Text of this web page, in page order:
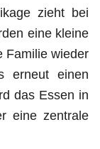
zieht bei
eine kleine
Familie wieder
erneut einen
das Essen in
eine zentrale